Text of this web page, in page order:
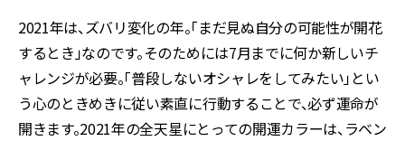
2021年は、ズバリ変化の年。「まだ見ぬ自分の可能性が開花
するとき」なのです。そのためには7月までに何か新しいチ
ャレンジが必要。「普段しないオシャレをしてみたい」とい
う心のときめきに従い素直に行動することで、必ず運命が
開きます。2021年の全天星にとっての開運カラーは、ラベン